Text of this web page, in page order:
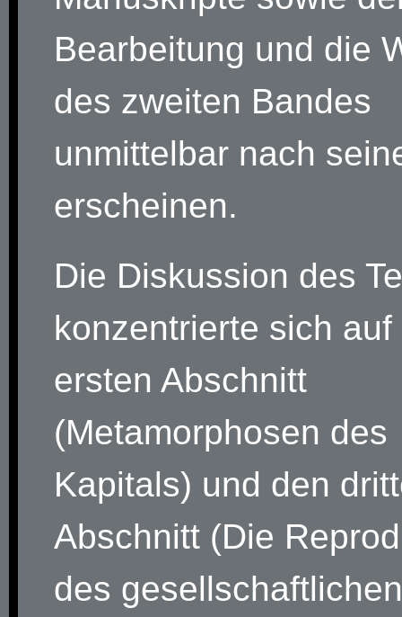
Bearbeitung und die
des zweiten Bandes
unmittelbar nach
erscheinen.
Die Diskussion des
konzentrierte sich auf
ersten Abschnitt
(Metamorphosen des
Kapitals) und den
Abschnitt (Die
des gesellschaftlichen